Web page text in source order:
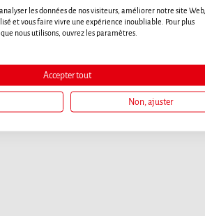
les données de nos visiteurs, améliorer notre site Web,
et vous faire vivre une expérience inoubliable. Pour plus
nous utilisons, ouvrez les paramètres.
Accepter tout
Non, ajuster